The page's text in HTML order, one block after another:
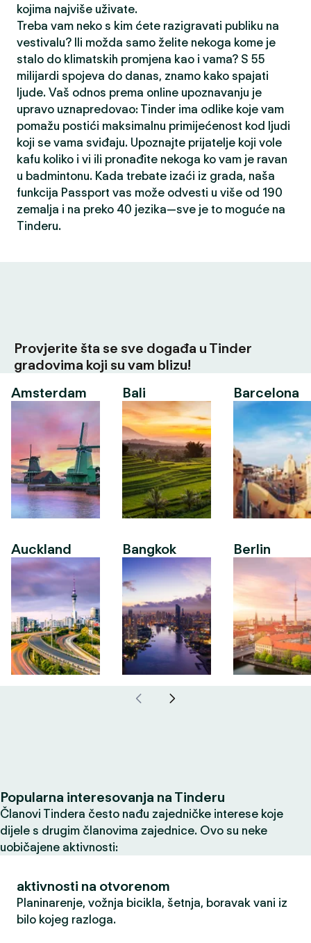
kojima najviše uživate.
Treba vam neko s kim ćete razigravati publiku na
vestivalu? Ili možda samo želite nekoga kome je
stalo do klimatskih promjena kao i vama? S 55
milijardi spojeva do danas, znamo kako spajati
ljude. Vaš odnos prema online upoznavanju je
upravo uznapredovao: Tinder ima odlike koje vam
pomažu postići maksimalnu primijećenost kod ljudi
koji se vama sviđaju. Upoznajte prijatelje koji vole
kafu koliko i vi ili pronađite nekoga ko vam je ravan
u badmintonu. Kada trebate izaći iz grada, naša
funkcija Passport vas može odvesti u više od 190
zemalja i na preko 40 jezika—sve je to moguće na
Tinderu.
Provjerite šta se sve događa u Tinder
gradovima koji su vam blizu!
Amsterdam
Auckland
Bali
Bangkok
Barcelona
Berlin
Popularna interesovanja na Tinderu
Članovi Tindera često nađu zajedničke interese koje
dijele s drugim članovima zajednice. Ovo su neke
uobičajene aktivnosti:
aktivnosti na otvorenom
Planinarenje, vožnja bicikla, šetnja, boravak vani iz
bilo kojeg razloga.